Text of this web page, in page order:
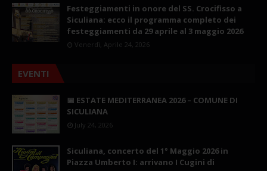
Festeggiamenti in onore del SS. Crocifisso a
Siculiana: ecco il programma completo dei
festeggiamenti da 29 aprile al 3 maggio 2026
Venerdì, Aprile 24, 2026
EVENTI
📅 ESTATE MEDITERRANEA 2026 – COMUNE DI
SICULIANA
July 24, 2026
Siculiana, concerto del 1° Maggio 2026 in
Piazza Umberto I: arrivano I Cugini di